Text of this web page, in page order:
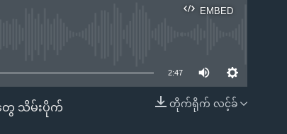
EMBED
EMBED
2:47
တိုက်ရိုက် လင့်ခ်
ေ သိမ်းပိုက်